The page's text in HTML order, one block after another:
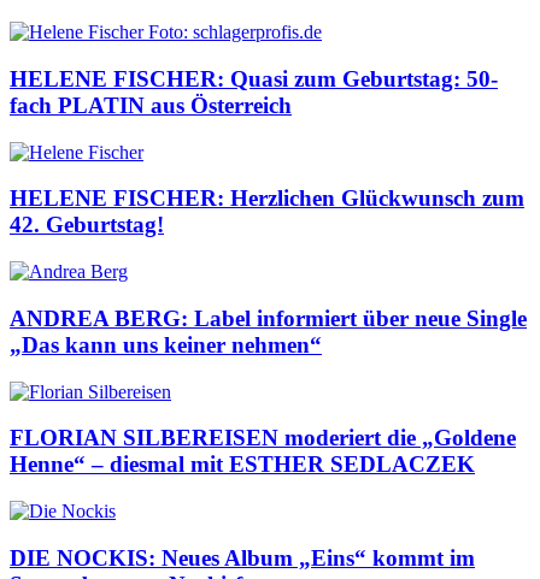
HELENE FISCHER: Quasi zum Geburtstag: 50-
fach PLATIN aus Österreich
HELENE FISCHER: Herzlichen Glückwunsch zum
42. Geburtstag!
ANDREA BERG: Label informiert über neue Single
„Das kann uns keiner nehmen“
FLORIAN SILBEREISEN moderiert die „Goldene
Henne“ – diesmal mit ESTHER SEDLACZEK
DIE NOCKIS: Neues Album „Eins“ kommt im